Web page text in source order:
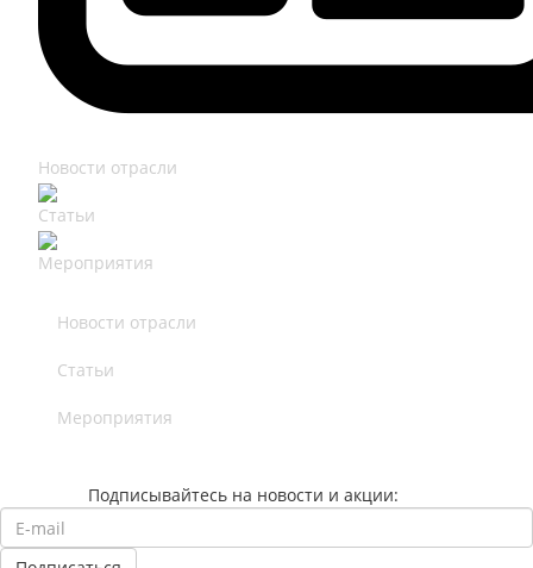
Новости отрасли
Статьи
Мероприятия
Новости отрасли
Статьи
Мероприятия
Подписывайтесь на новости и акции: